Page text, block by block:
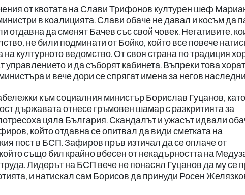
от квотата на Слави Трифонов културен шеф
в коалицията. Слави обаче не давал и косъм да
отдавна да сменят Бачев със свой човек. Негативите,
не били подминати от Бойко, който все повече
на културното ведомство. От своя страна по традиция
и да съборят кабинета. Въпреки това
и вече дори се спрягат имена за негов
към социалния министър Борислав Гуцанов, като
държавата отнесе гръмовен шамар с разкритията за
цяла България. Скандалът и ужасът идвали
който отдавна се опитвал да види сметката на
пост в БСП. Зафиров пръв изтичал да се оплаче от
също бил крайно вбесен от некадърността на
Лидерът на БСП вече не понасял Гуцанов да му се
и натискал сам Борисов да принуди Росен